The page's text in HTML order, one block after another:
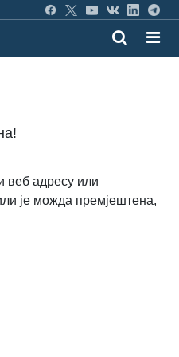
веб адресу или
је можда премјештена,